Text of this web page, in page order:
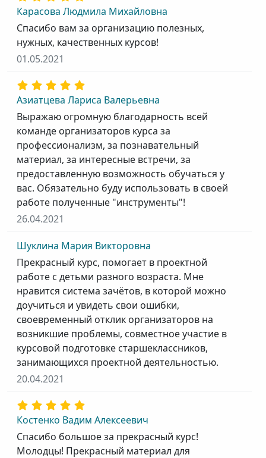
Карасова Людмила Михайловна
Спасибо вам за организацию полезных,
нужных, качественных курсов!
01.05.2021
Азиатцева Лариса Валерьевна
Выражаю огромную благодарность всей
команде организаторов курса за
профессионализм, за познавательный
материал, за интересные встречи, за
предоставленную возможность обучаться у
вас. Обязательно буду использовать в своей
работе полученные "инструменты"!
26.04.2021
Шуклина Мария Викторовна
Прекрасный курс, помогает в проектной
работе с детьми разного возраста. Мне
нравится система зачётов, в которой можно
доучиться и увидеть свои ошибки,
своевременный отклик организаторов на
возникшие проблемы, совместное участие в
курсовой подготовке старшеклассников,
занимающихся проектной деятельностью.
20.04.2021
Костенко Вадим Алексеевич
Спасибо большое за прекрасный курс!
Молодцы! Прекрасный материал для